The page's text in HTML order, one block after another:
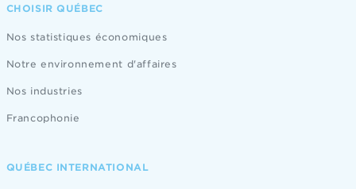
CHOISIR QUÉBEC
Nos statistiques économiques
Notre environnement d'affaires
Nos industries
Francophonie
QUÉBEC INTERNATIONAL